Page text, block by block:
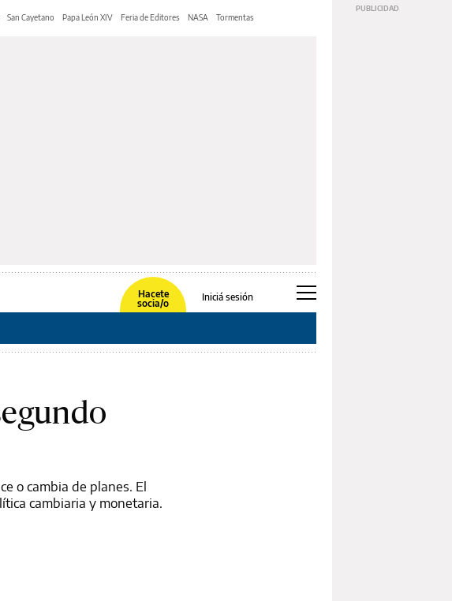
San Cayetano Papa León XIV Feria de Editores NASA Tormentas
Hacete
socia/o
Iniciá sesión
o cambia de planes. El
cambiaria y monetaria.